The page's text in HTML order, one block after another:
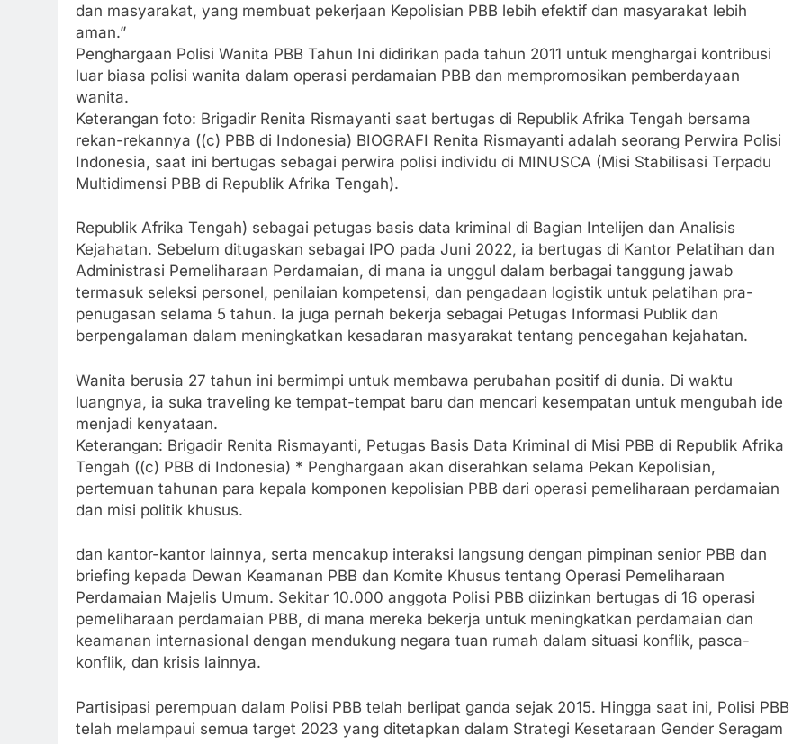
dan masyarakat, yang membuat pekerjaan Kepolisian PBB lebih efektif dan masyarakat lebih
aman.”
Penghargaan Polisi Wanita PBB Tahun Ini didirikan pada tahun 2011 untuk menghargai kontribusi
luar biasa polisi wanita dalam operasi perdamaian PBB dan mempromosikan pemberdayaan
wanita.
Keterangan foto: Brigadir Renita Rismayanti saat bertugas di Republik Afrika Tengah bersama
rekan-rekannya ((c) PBB di Indonesia) BIOGRAFI Renita Rismayanti adalah seorang Perwira Polisi
Indonesia, saat ini bertugas sebagai perwira polisi individu di MINUSCA (Misi Stabilisasi Terpadu
Multidimensi PBB di Republik Afrika Tengah).
Republik Afrika Tengah) sebagai petugas basis data kriminal di Bagian Intelijen dan Analisis
Kejahatan. Sebelum ditugaskan sebagai IPO pada Juni 2022, ia bertugas di Kantor Pelatihan dan
Administrasi Pemeliharaan Perdamaian, di mana ia unggul dalam berbagai tanggung jawab
termasuk seleksi personel, penilaian kompetensi, dan pengadaan logistik untuk pelatihan pra-
penugasan selama 5 tahun. Ia juga pernah bekerja sebagai Petugas Informasi Publik dan
berpengalaman dalam meningkatkan kesadaran masyarakat tentang pencegahan kejahatan.
Wanita berusia 27 tahun ini bermimpi untuk membawa perubahan positif di dunia. Di waktu
luangnya, ia suka traveling ke tempat-tempat baru dan mencari kesempatan untuk mengubah ide
menjadi kenyataan.
Keterangan: Brigadir Renita Rismayanti, Petugas Basis Data Kriminal di Misi PBB di Republik Afrika
Tengah ((c) PBB di Indonesia) * Penghargaan akan diserahkan selama Pekan Kepolisian,
pertemuan tahunan para kepala komponen kepolisian PBB dari operasi pemeliharaan perdamaian
dan misi politik khusus.
dan kantor-kantor lainnya, serta mencakup interaksi langsung dengan pimpinan senior PBB dan
briefing kepada Dewan Keamanan PBB dan Komite Khusus tentang Operasi Pemeliharaan
Perdamaian Majelis Umum. Sekitar 10.000 anggota Polisi PBB diizinkan bertugas di 16 operasi
pemeliharaan perdamaian PBB, di mana mereka bekerja untuk meningkatkan perdamaian dan
keamanan internasional dengan mendukung negara tuan rumah dalam situasi konflik, pasca-
konflik, dan krisis lainnya.
Partisipasi perempuan dalam Polisi PBB telah berlipat ganda sejak 2015. Hingga saat ini, Polisi PBB
telah melampaui semua target 2023 yang ditetapkan dalam Strategi Kesetaraan Gender Seragam